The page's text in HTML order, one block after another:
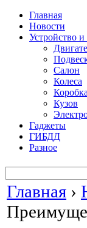
Главная
Новости
Устройство
Салон
Колеса
Кузов
Гаджеты
ГИБДД
Разное
Главная ›